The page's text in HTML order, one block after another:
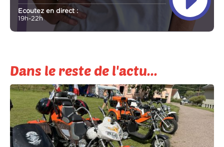
Ecoutez en direct :
19h-22h
Dans le reste de l'actu...